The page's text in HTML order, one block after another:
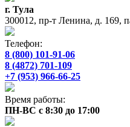
г. Тула
300012, пр-т Ленина, д. 169,
Телефон:
8 (800) 101-91-06
8 (4872) 701-109
+7 (953) 966-66-25
Время работы:
ПН-ВС с 8:30 до 17:00